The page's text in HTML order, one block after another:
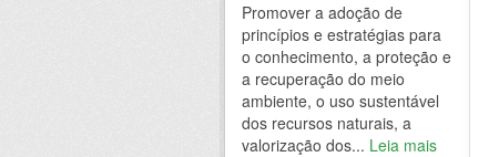
Promover a adoção de
princípios e estratégias para
o conhecimento, a proteção e
a recuperação do meio
ambiente, o uso sustentável
dos recursos naturais, a
valorização dos... Leia mais